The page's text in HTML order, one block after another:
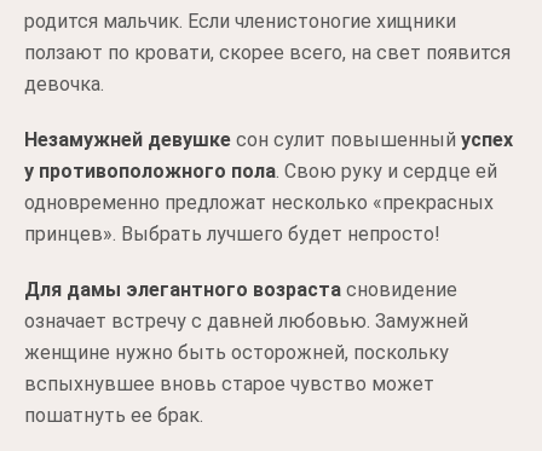
родится мальчик. Если членистоногие хищники
ползают по кровати, скорее всего, на свет появится
девочка.
Незамужней девушке сон сулит повышенный успех
у противоположного пола. Свою руку и сердце ей
одновременно предложат несколько «прекрасных
принцев». Выбрать лучшего будет непросто!
Для дамы элегантного возраста сновидение
означает встречу с давней любовью. Замужней
женщине нужно быть осторожней, поскольку
вспыхнувшее вновь старое чувство может
пошатнуть ее брак.